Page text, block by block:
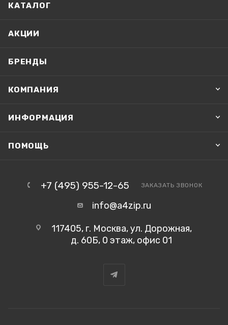
КАТАЛОГ
АКЦИИ
БРЕНДЫ
КОМПАНИЯ
ИНФОРМАЦИЯ
ПОМОЩЬ
+7 (495) 955-12-65 ЗАКАЗАТЬ ЗВОНОК
info@a4zip.ru
117405, г. Москва, ул. Дорожная,
д. 60Б, 0 этаж, офис 01